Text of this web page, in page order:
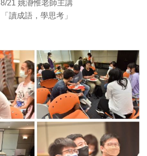
8/21 姚瀞惟老師主講
「讀成語，學思考」